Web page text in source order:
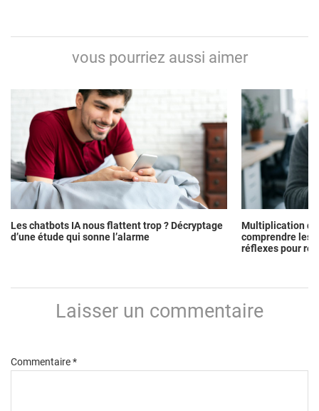
PROTÈGENT-ILS ?
PLUS « COOL » ?
vous pourriez aussi aimer
Les chatbots IA nous flattent trop ? Décryptage
d’une étude qui sonne l’alarme
Multiplication
comprendre les
réflexes pour
Laisser un commentaire
Commentaire*